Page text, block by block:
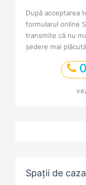
După acceptarea
formularul online
transmite că nu
ședere mai
Spații de